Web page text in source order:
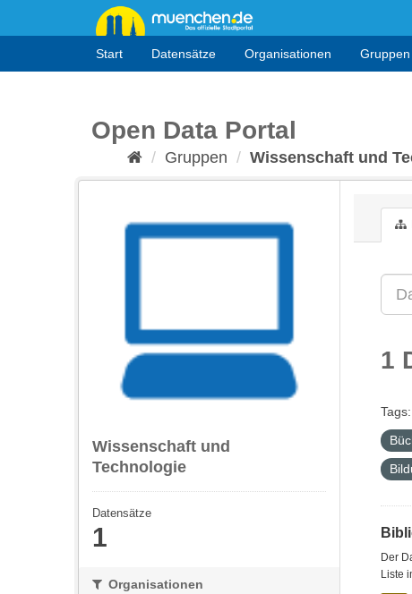
Start Datensätze Organisationen Gruppen
Open Data Portal
Gruppen Wissenschaft und
Wissenschaft und
Technologie
Datensätze
1
Organisationen
1
Tags:
Der
Liste